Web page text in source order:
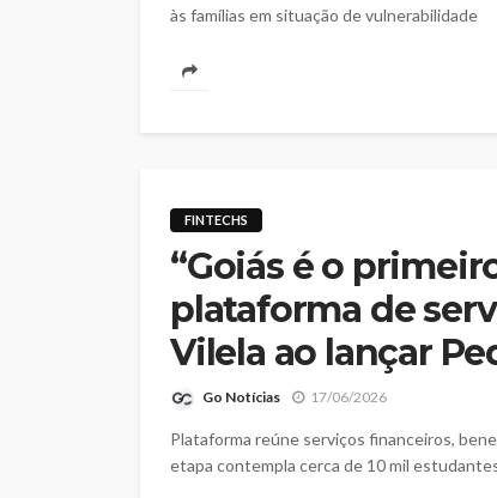
às famílias em situação de vulnerabilidade
FINTECHS
“Goiás é o
plataforma de
Vilela ao lançar
Go Notícias 17/06/2026
Plataforma reúne serviços financeiros,
etapa contempla cerca de 10 mil